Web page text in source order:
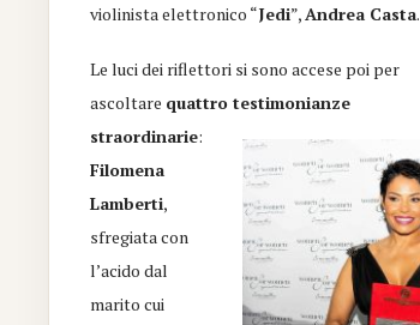
violinista elettronico “Jedi”, Andrea Casta.
Le luci dei riflettori si sono accese poi per
ascoltare quattro testimonianze
straordinarie:
Filomena
Lamberti,
sfregiata con
l’acido dal
marito cui